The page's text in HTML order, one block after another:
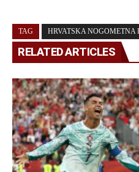
TAG HRVATSKA NOGOMETNA
RELATED ARTICLES